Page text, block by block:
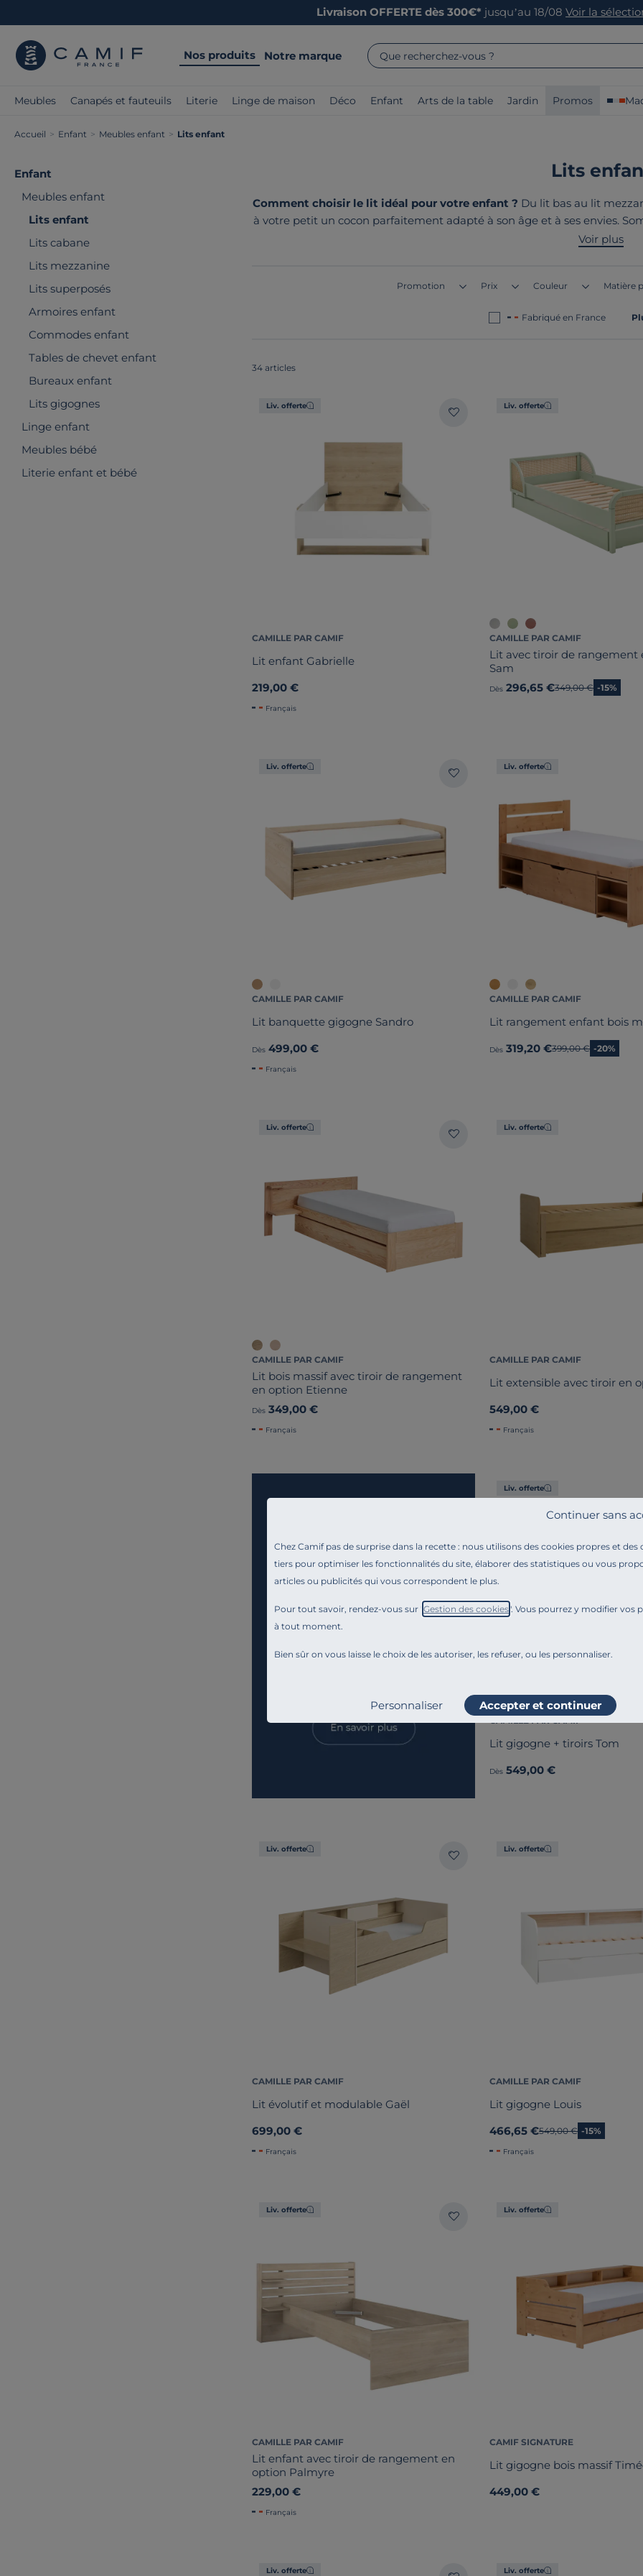
Chez Camif pas de surprise dans la recette : nous utilisons des cookies propres et des
tiers pour optimiser les fonctionnalités du site, élaborer des statistiques ou vous
articles ou publicités qui vous correspondent le plus.
Pour tout savoir, rendez-vous sur " Gestion des cookies". Vous pourrez y modifier vos
à tout moment.
Bien sûr on vous laisse le choix de les autoriser, les refuser, ou les personnaliser.
Continuer sans
Personnaliser Accepter et continuer
Livraison OFFERTE dès 300€* jusqu’au 18/08 Voir la
Nos produits Notre marque Que recherchez-vous ?
Meubles Canapés et fauteuils Literie Linge de maison Déco Enfant Arts de la table Jardin Promos
Accueil > Enfant > Meubles enfant > Lits enfant
Enfant
Meubles enfant
Lits enfant
Lits cabane
Lits mezzanine
Lits superposés
Armoires enfant
Commodes enfant
Tables de chevet enfant
Bureaux enfant
Lits gigognes
Linge enfant
Meubles bébé
Literie enfant et bébé
Lits
Comment choisir le lit idéal pour votre enfant ? Du lit bas au lit
à votre petit un cocon parfaitement adapté à son âge et à ses envies.
détail compte pour des nuits paisibles et sereines. Le point commun
Voir plus
Promotion Prix Couleur Matière
Fabriqué en France
34 articles
Liv. offerte
CAMILLE PAR CAMIF
Lit enfant Gabrielle
219,00 €
Français
Liv. offerte
CAMILLE PAR CAMIF
Lit avec tiroir de rangement
Sam
Dès 296,65 €Ancien prix
349,00 € -15%
Liv. offerte
CAMILLE PAR CAMIF
Lit banquette gigogne Sandro
Dès 499,00 €
Français
Liv. offerte
CAMILLE PAR CAMIF
Lit rangement enfant bois
Dès 319,20 €Ancien prix
399,00 € -20%
Liv. offerte
CAMILLE PAR CAMIF
Lit bois massif avec tiroir de rangement
en option Etienne
Dès 349,00 €
Français
Liv. offerte
CAMILLE PAR CAMIF
Lit extensible avec tiroir en
549,00 €
Français
Liv. offerte
Lit gigogne + tiroirs Tom
Dès 549,00 €
Liv. offerte
CAMILLE PAR CAMIF
Lit évolutif et modulable Gaël
699,00 €
Français
Liv. offerte
CAMILLE PAR CAMIF
Lit gigogne Louis
466,65 €Ancien prix
549,00 € -15%
Français
Liv. offerte
CAMILLE PAR CAMIF
Lit enfant avec tiroir de rangement en
option Palmyre
229,00 €
Français
Liv. offerte
CAMIF SIGNATURE
Lit gigogne bois massif
449,00 €
Liv. offerte Liv. offerte